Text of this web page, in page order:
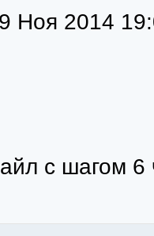
Ноя 2014
с шагом 6